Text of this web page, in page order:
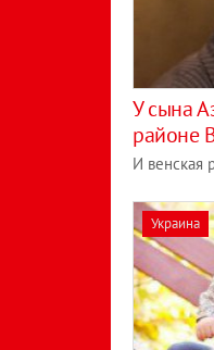
У сына
районе
И венская
Украина